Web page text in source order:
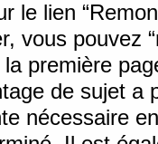
le lien
vous pouvez
première
de sujet a
nécessaire